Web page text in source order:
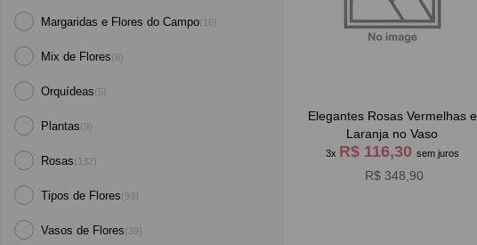
Margaridas e Flores do Campo(16)
Mix de Flores(6)
Orquídeas(5)
Plantas(9)
Rosas(132)
Tipos de Flores(99)
Vasos de Flores(39)
Elegantes Rosas Vermelhas e
Laranja no Vaso
3x R$ 116,30 sem juros
R$ 348,90